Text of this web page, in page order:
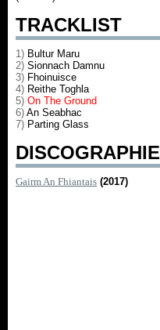
TRACKLIST
1) Bultur Maru
2) Sionnach Damnu
3) Fhoinuisce
4) Reithe Toghla
5) On The Ground
6) An Seabhac
7) Parting Glass
DISCOGRAPHIE
Gairm An Fhiantais (2017)